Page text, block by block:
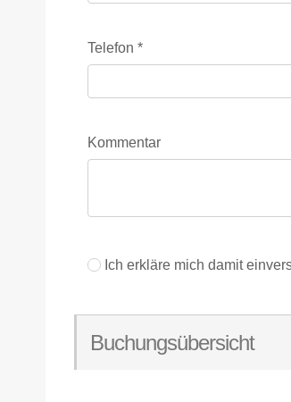
Telefon *
Kommentar
Ich erkläre mich damit
Buchungsübersicht